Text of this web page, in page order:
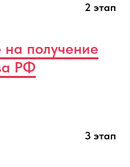
2 этап
на получение
РФ
3 этап